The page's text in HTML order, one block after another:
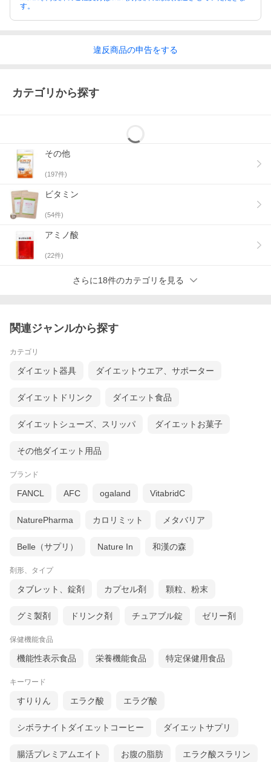
す。
違反商品の申告をする
カテゴリから探す
その他
(197件)
ビタミン
(54件)
アミノ酸
(22件)
さらに18件のカテゴリを見る
関連ジャンルから探す
カテゴリ
ダイエット器具 ダイエットウエア、サポーター
ダイエットドリンク ダイエット食品
ダイエットシューズ、スリッパ ダイエットお菓子
その他ダイエット用品
ブランド
FANCL AFC ogaland VitabridC
NaturePharma カロリミット メタバリア
Belle（サプリ） Nature In 和漢の森
剤形、タイプ
タブレット、錠剤 カプセル剤 顆粒、粉末
グミ製剤 ドリンク剤 チュアブル錠 ゼリー剤
保健機能食品
機能性表示食品 栄養機能食品 特定保健用食品
キーワード
すりりん エラク酸 エラグ酸
シボラナイトダイエットコーヒー ダイエットサプリ
腸活プレミアムエイト お腹の脂肪 エラク酸スラリン